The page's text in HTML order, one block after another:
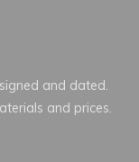
and dated.
and prices.